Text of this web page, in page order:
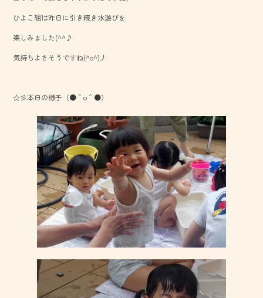
o
ok
ひよこ組は昨日に引き続き水遊びを
楽しみました(^^♪
気持ちよさそうですね(^o^)丿
☆彡本日の様子（●＾o＾●）